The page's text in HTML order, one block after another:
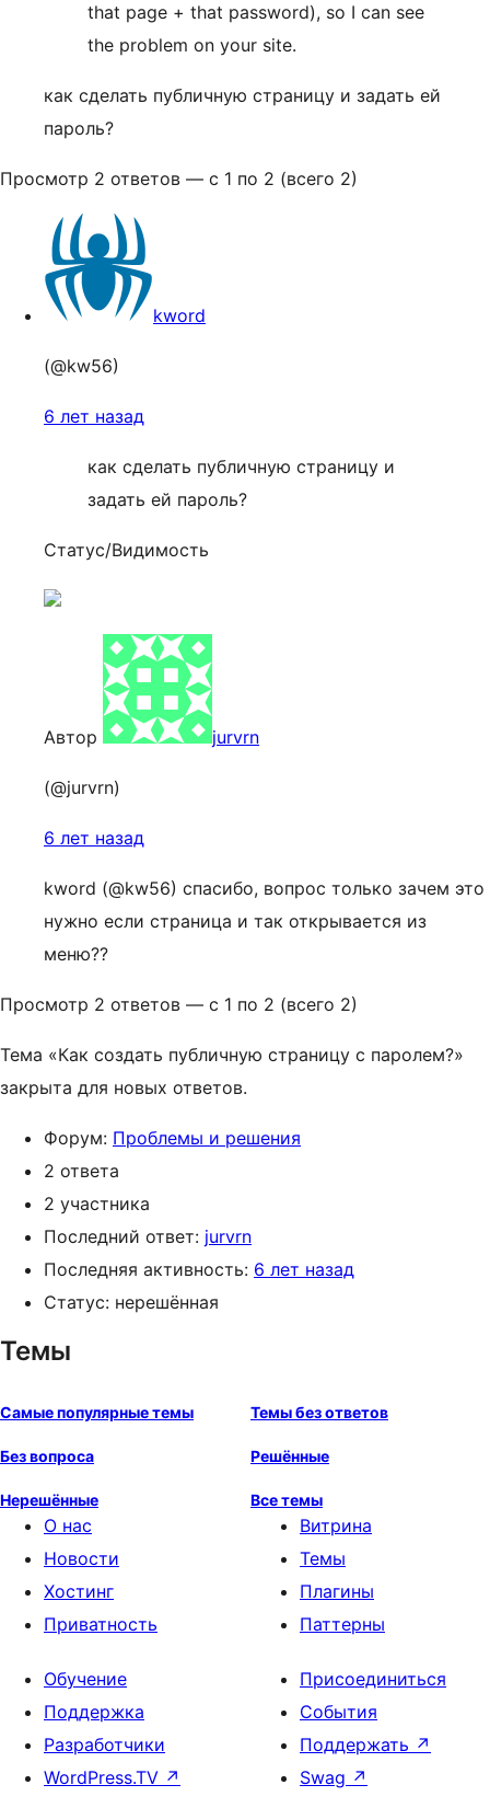
that page + that password), so I can see
the problem on your site.
как сделать публичную страницу и задать ей
пароль?
Просмотр 2 ответов — с 1 по 2 (всего 2)
kword
(@kw56)
6 лет назад
как сделать публичную страницу и
задать ей пароль?
Статус/Видимость
Автор jurvrn
(@jurvrn)
6 лет назад
kword (@kw56) спасибо, вопрос только зачем это
нужно если страница и так открывается из
меню??
Просмотр 2 ответов — с 1 по 2 (всего 2)
Тема «Как создать публичную страницу с паролем?»
закрыта для новых ответов.
Форум: Проблемы и решения
2 ответа
2 участника
Последний ответ: jurvrn
Последняя активность: 6 лет назад
Статус: нерешённая
Темы
Самые популярные темы Темы без ответов
Без вопроса Решённые
Нерешённые Все темы
О нас
Новости
Хостинг
Приватность
Витрина
Темы
Плагины
Паттерны
Обучение
Поддержка
Разработчики
WordPress.TV ↗
Присоединиться
События
Поддержать ↗
Swag ↗